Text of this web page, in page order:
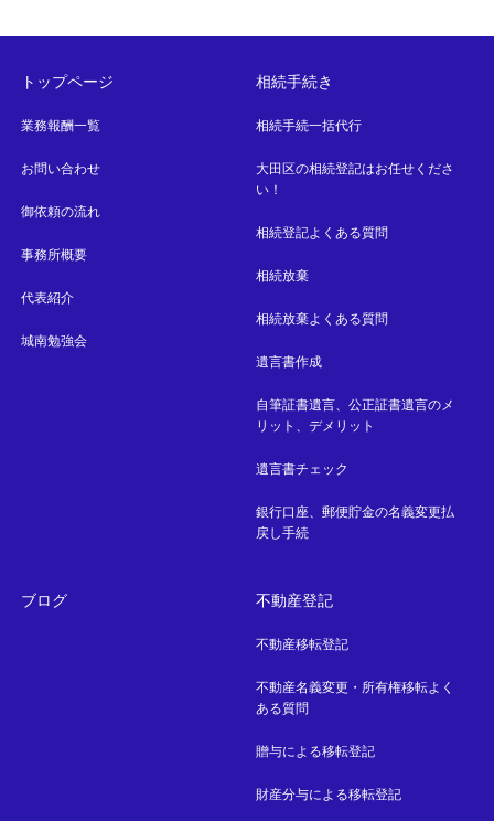
トップページ
業務報酬一覧
お問い合わせ
御依頼の流れ
事務所概要
代表紹介
城南勉強会
相続手続き
相続手続一括代行
大田区の相続登記はお任せくださ
い！
相続登記よくある質問
相続放棄
相続放棄よくある質問
遺言書作成
自筆証書遺言、公正証書遺言のメ
リット、デメリット
遺言書チェック
銀行口座、郵便貯金の名義変更払
戻し手続
ブログ 不動産登記
不動産移転登記
不動産名義変更・所有権移転よく
ある質問
贈与による移転登記
財産分与による移転登記